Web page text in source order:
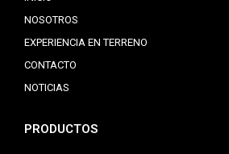
NOSOTROS
EXPERIENCIA EN TERRENO
CONTACTO
NOTICIAS
PRODUCTOS